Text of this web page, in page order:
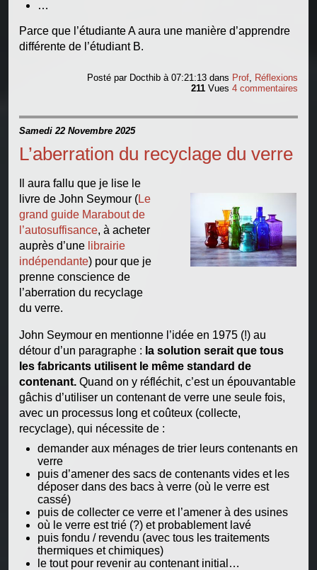
…
Parce que l’étudiante A aura une manière d’apprendre
différente de l’étudiant B.
Posté par Docthib à 07:21:13dans Prof, Réflexions
211 Vues4 commentaires
Samedi 22 Novembre 2025
L’aberration du recyclage du verre
Il aura fallu que je lise le
livre de John Seymour (Le
grand guide Marabout de
l’autosuffisance, à acheter
auprès d’une librairie
indépendante) pour que je
prenne conscience de
l’aberration du recyclage
du verre.
John Seymour en mentionne l’idée en 1975 (!) au
détour d’un paragraphe : la solution serait que tous
les fabricants utilisent le même standard de
contenant.Quand on y réfléchit, c’est un épouvantable
gâchis d’utiliser un contenant de verre une seule fois,
avec un processus long et coûteux (collecte,
recyclage), qui nécessite de :
demander aux ménages de trier leurs contenants en
verre
puis d’amener des sacs de contenants vides et les
déposer dans des bacs à verre (où le verre est
cassé)
puis de collecter ce verre et l’amener à des usines
où le verre est trié (?) et probablement lavé
puis fondu / revendu (avec tous les traitements
thermiques et chimiques)
le tout pour revenir au contenant initial…